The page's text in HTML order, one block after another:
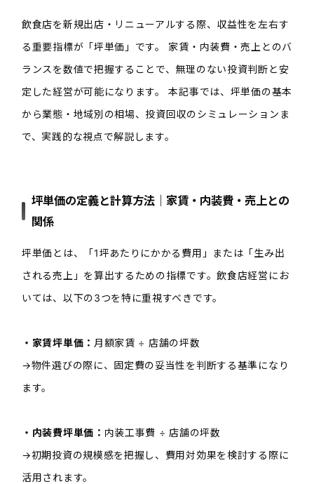
飲食店を新規出店・リニューアルする際、収益性を左右す
る重要指標が「坪単価」です。 家賃・内装費・売上とのバ
ランスを数値で把握することで、無理のない投資判断と安
定した経営が可能になります。 本記事では、坪単価の基本
から業態・地域別の相場、投資回収のシミュレーションま
で、実践的な視点で解説します。
坪単価の定義と計算方法｜家賃・内装費・売上との
関係
坪単価とは、「1坪あたりにかかる費用」または「生み出
される売上」を算出するための指標です。飲食店経営にお
いては、以下の3つを特に重視すべきです。
・家賃坪単価： 月額家賃 ÷ 店舗の坪数
→物件選びの際に、固定費の妥当性を判断する基準になり
ます。
・内装費坪単価： 内装工事費 ÷ 店舗の坪数
→初期投資の規模感を把握し、費用対効果を検討する際に
活用されます。